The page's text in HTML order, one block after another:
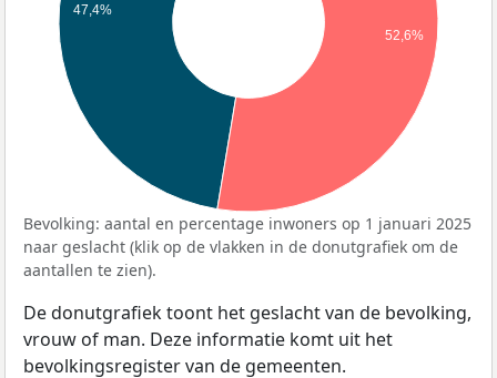
47,4%
52,6%
Bevolking: aantal en percentage inwoners op 1 januari 2025
naar geslacht (klik op de vlakken in de donutgrafiek om de
aantallen te zien).
De donutgrafiek toont het geslacht van de bevolking,
vrouw of man. Deze informatie komt uit het
bevolkingsregister van de gemeenten.